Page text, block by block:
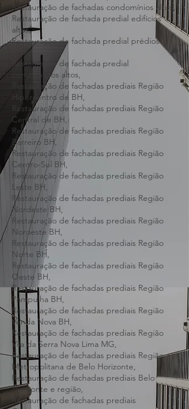
Restauração de fachadas edifícios altos,
Restauração de fachadas prédios altos,
Restauração de fachadas condomínios altos,
Restauração de fachada predial edifícios
altos,
Restauração de fachada predial prédios
altos,
Restauração de fachada predial
condomínios altos,
Restauração de fachadas prediais Região
Hipercentro de BH,
Restauração de fachadas prediais Região
Central de BH,
Restauração de fachadas prediais Região
Barreiro BH,
Restauração de fachadas prediais Região
Centro-Sul BH,
Restauração de fachadas prediais Região
Leste BH,
Restauração de fachadas prediais Região
Nordeste BH,
Restauração de fachadas prediais Região
Noroeste BH,
Restauração de fachadas prediais Região
Norte BH,
Restauração de fachadas prediais Região
Oeste BH,
Restauração de fachadas prediais Região
Pampulha BH,
Restauração de fachadas prediais Região
Venda Nova BH,
Restauração de fachadas prediais Região
Vila da Serra Nova Lima MG,
Restauração de fachadas prediais Região
Metropolitana de Belo Horizonte,
Restauração de fachadas prediais Belo